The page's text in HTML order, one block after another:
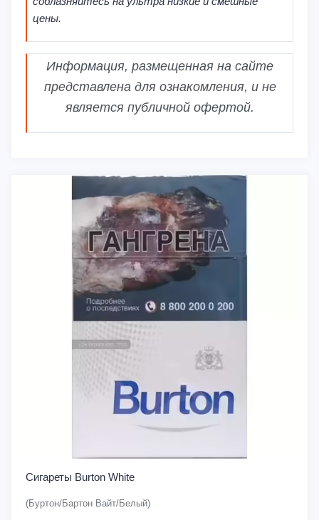
цены.
Информация, размещенная на сайте
представлена для ознакомления, и не
является публичной офертой.
Сигареты Burton White
(Буртон/Бартон Вайт/Белый)